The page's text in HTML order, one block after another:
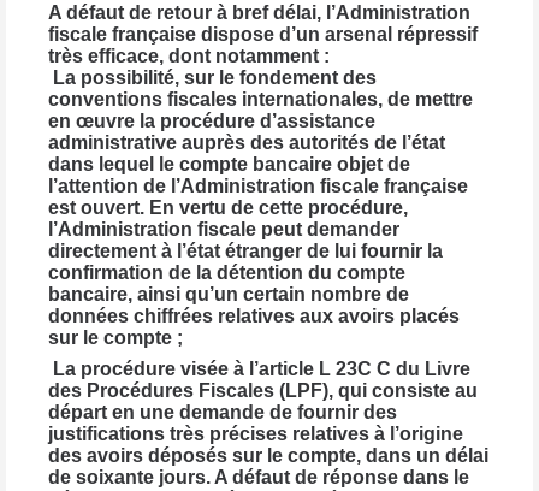
A défaut de retour à bref délai, l’Administration
fiscale française dispose d’un arsenal répressif
très efficace, dont notamment :
La possibilité, sur le fondement des
conventions fiscales internationales, de mettre
en œuvre la procédure d’assistance
administrative auprès des autorités de l’état
dans lequel le compte bancaire objet de
l’attention de l’Administration fiscale française
est ouvert. En vertu de cette procédure,
l’Administration fiscale peut demander
directement à l’état étranger de lui fournir la
confirmation de la détention du compte
bancaire, ainsi qu’un certain nombre de
données chiffrées relatives aux avoirs placés
sur le compte ;
La procédure visée à l’article L 23C C du Livre
des Procédures Fiscales (LPF), qui consiste au
départ en une demande de fournir des
justifications très précises relatives à l’origine
des avoirs déposés sur le compte, dans un délai
de soixante jours. A défaut de réponse dans le